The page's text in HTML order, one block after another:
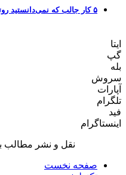
۵ کار جالب که نمی‌دانستید روتر وای فای شما می‌تواند انجام دهد
ایتا
گپ
بله
سروش
آپارات
تلگرام
فید
اینستاگرام
نقل و نشر مطالب
صفحه نخست